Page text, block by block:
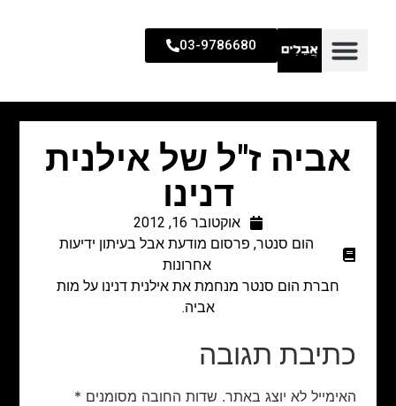
03-9786680
אביה ז"ל של אילנית
דנינו
אוקטובר 16, 2012
הום סנטר, פרסום מודעת אבל בעיתון ידיעות
אחרונות
חברת הום סנטר מנחמת את אילנית דנינו על מות
אביה.
כתיבת תגובה
האימייל לא יוצג באתר. שדות החובה מסומנים *